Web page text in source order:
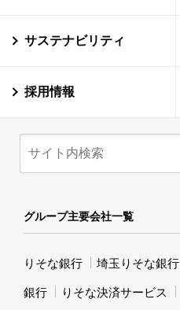
サステナビリティ
採用情報
グループ主要会社一覧
りそな銀行 埼玉りそな銀行
銀行 りそな決済サービス